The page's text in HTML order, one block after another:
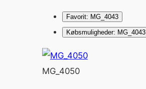
Favorit: MG_4043
Købsmuligheder: MG_4043
MG_4050